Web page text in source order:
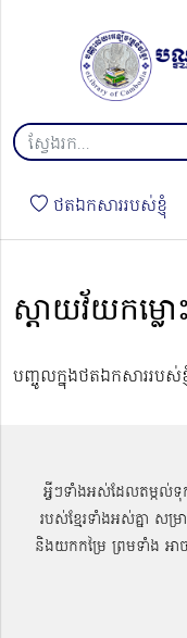
ថតឯកសាររបស់ខ្ញុំ
ស្ដាយវ័យកម្ល
បញ្ចូលក្នុងថតឯកសាររបស់ខ្
អ្វីៗទាំងអស់ដែលតម្កល់ទុ
របស់ខ្មែរទាំងអស់គ្នា ស
និងយកកម្រៃ ព្រមទាំង អ